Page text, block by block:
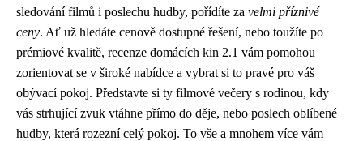
sledování filmů i poslechu hudby, pořídíte za velmi příznivé
ceny. Ať už hledáte cenově dostupné řešení, nebo toužíte po
prémiové kvalitě, recenze domácích kin 2.1 vám pomohou
zorientovat se v široké nabídce a vybrat si to pravé pro váš
obývací pokoj. Představte si ty filmové večery s rodinou, kdy
vás strhující zvuk vtáhne přímo do děje, nebo poslech oblíbené
hudby, která rozezní celý pokoj. To vše a mnohem více vám